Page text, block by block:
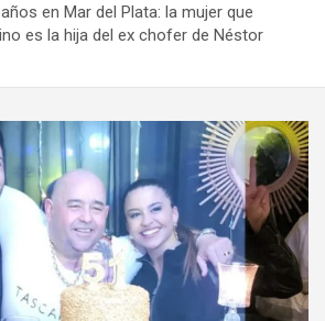
en Mar del Plata: la mujer que
es la hija del ex chofer de Néstor